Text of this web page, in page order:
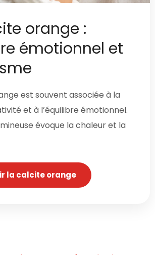
orange :
émotionnel et
est souvent associée à la
et à l’équilibre émotionnel.
évoque la chaleur et la
la calcite orange